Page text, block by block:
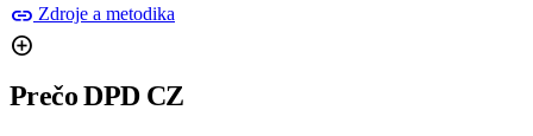
link Zdroje a metodika
add_circle
Prečo DPD CZ